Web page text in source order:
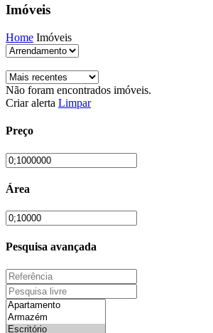
Imóveis
Home Imóveis
Não foram encontrados imóveis.
Criar alerta Limpar
Preço
Área
Pesquisa avançada